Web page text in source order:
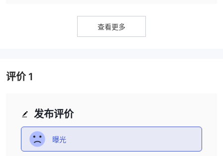
查看更多
发布评价
曝光
评价1